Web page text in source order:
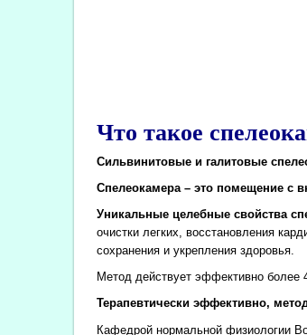
Что такое
Сильвинитовые и галитовые
Спелеокамера – это помещение с
Уникальные целебные свойства
очистки легких, восстановления
сохранения и укрепления здоровья.
Метод действует эффективно
Терапевтически эффективно,
Кафедрой нормальной физиологии